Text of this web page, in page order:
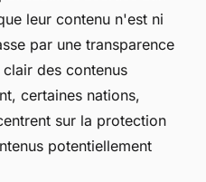
leur contenu n'est ni
par une transparence
des contenus
certaines nations,
sur la protection
potentiellement